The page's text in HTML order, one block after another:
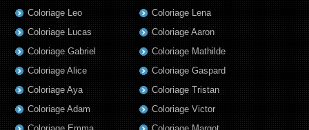
Coloriage Leo
Coloriage Lucas
Coloriage Gabriel
Coloriage Alice
Coloriage Aya
Coloriage Adam
Coloriage Lena
Coloriage Aaron
Coloriage Mathilde
Coloriage Gaspard
Coloriage Tristan
Coloriage Victor